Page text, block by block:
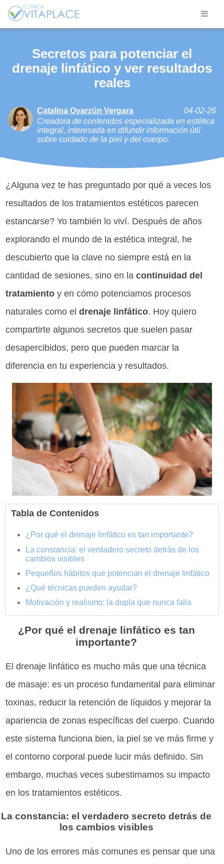
Secretos para potenciar el
drenaje linfático y ver resultados
reales
Catalina Oyarzún Vergara
04-02-26
Creadora de contenidos especializada en estética
integral, interesada en difundir información útil
sobre cuidado de la piel y del cuerpo.
¿Alguna vez te has preguntado por qué a veces los
resultados de los tratamientos estéticos parecen
estancarse? Yo también lo viví. Después de años
explorando el mundo de la estética integral, he
descubierto que la clave no siempre está en la
cantidad de sesiones, sino en lacontinuidad del
tratamiento y en cómo potenciamos procesos
naturales como eldrenaje linfático. Hoy quiero
compartirte algunos secretos que suelen pasar
desapercibidos, pero que pueden marcar la
diferencia en tu experiencia y resultados.
Tabla de Contenidos
¿Por qué el drenaje linfático es tan importante?
La constancia: el verdadero secreto detrás de los
cambios visibles
Pequeños hábitos que potencian el drenaje linfático
¿Qué técnicas pueden ayudar?
Motivación y realismo: la dupla que nunca falla
¿Por qué el drenaje linfático es tan
importante?
El drenaje linfático es mucho más que una técnica
de masaje: es un proceso fundamental para eliminar
toxinas, reducir la retención de líquidos y mejorar la
apariencia de zonas específicas del cuerpo. Cuando
este sistema funciona bien, la piel se ve más firme y
el contorno corporal puede lucir más definido. Sin
embargo, muchas veces subestimamos su impacto
en los tratamientos estéticos.
La constancia: el verdadero secreto detrás de
los cambios visibles
Uno de los errores más comunes es pensar que una